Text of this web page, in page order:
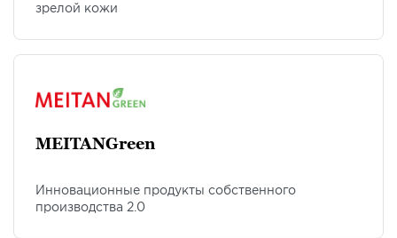
зрелой кожи
MEITANGreen
Инновационные продукты собственного
производства 2.0